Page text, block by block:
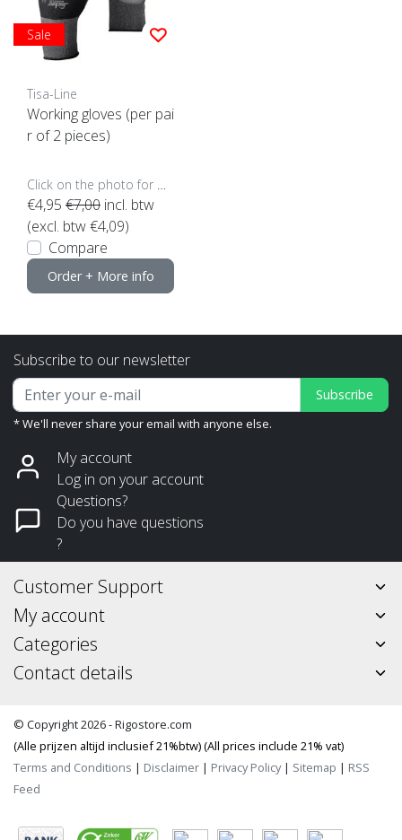
Sale
Tisa-Line
Working gloves (per pai
r of 2 pieces)
€4,95 €7,00 incl. btw
(excl. btw €4,09)
Compare
Order + More info
Subscribe to our newsletter
Subscribe
* We'll never share your email with anyone else.
My account
Log in on your account
Questions?
Do you have questions
?
Customer Support
My account
Categories
Contact details
© Copyright 2026 - Rigostore.com
(Alle prijzen altijd inclusief 21%btw) (All prices include 21% vat)
Terms and Conditions | Disclaimer | Privacy Policy| Sitemap | RSS
Feed